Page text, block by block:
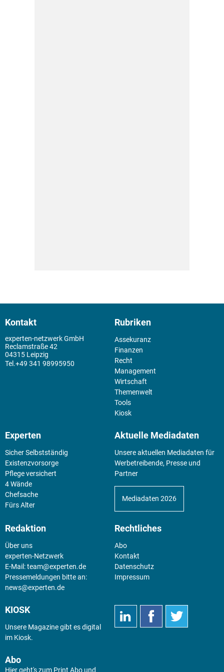
Kontakt
experten-netzwerk GmbH
Reclamstraße 42
04315 Leipzig
+49 341 98995950
Rubriken
Assekuranz
Finanzen
Recht
Management
Wirtschaft
Themenwelt
Tools
Kiosk
Experten
Sicher Selbstständig
Existenz­vorsorge
Pflege versichert
4 Wände
Chefsache
Fürs Alter
Aktuelle Mediadaten
Unsere aktuellen Mediadaten für
Werbetreibende, Presse und
Partner
Mediadaten 2026
Redaktion
Über uns
experten-Netzwerk
E-Mail:team@experten.de
Pressemeldungen bitte an:
news@experten.de
Rechtliches
Abo
Kontakt
Datenschutz
Impressum
KIOSK
Unsere Magazine gibt es digital
im Kiosk.
Abo
Hier geht's zum Print Abo und